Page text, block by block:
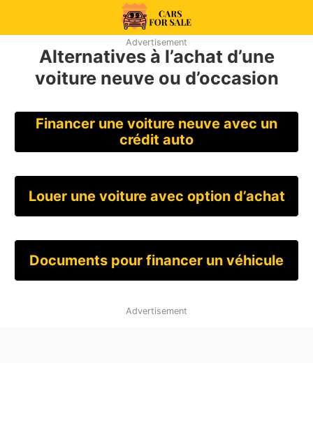
99CarsforSale
Advertisement
Alternatives à l’achat d’une
voiture neuve ou d’occasion
Financer une voiture neuve avec un
crédit auto
Louer une voiture avec option d’achat
Documents pour financer un véhicule
Advertisement